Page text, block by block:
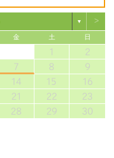
▼ >
金 土 日
1
2
7 8
9
14 15
16
21 22
23
28 29
30